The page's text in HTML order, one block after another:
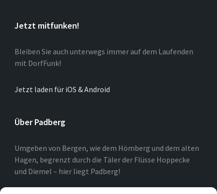
Jetzt mitfunken!
Bleiben Sie auch unterwegs immer auf dem Laufenden
mit DorfFunk!
Jetzt laden für iOS & Android
Über Padberg
Umgeben von Bergen, wie dem Hömberg und dem alten
Hagen, begrenzt durch die Täler der Flüsse Hoppecke
und Diemel – hier liegt Padberg!